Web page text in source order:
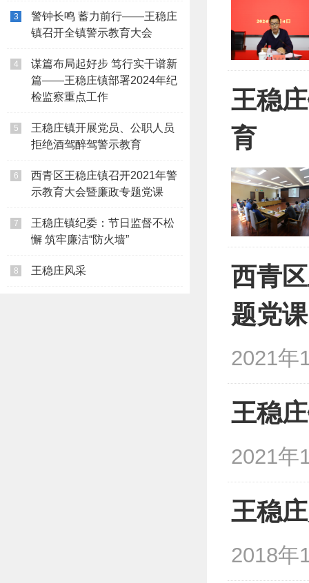
3
警钟长鸣 蓄力前行——王稳庄
镇召开全镇警示教育大会
4
谋篇布局起好步 笃行实干谱新
篇——王稳庄镇部署2024年纪
检监察重点工作
5
王稳庄镇开展党员、公职人员
拒绝酒驾醉驾警示教育
6
西青区王稳庄镇召开2021年警
示教育大会暨廉政专题党课
7
王稳庄镇纪委：节日监督不松
懈 筑牢廉洁“防火墙”
8 王稳庄风采
王稳
育
西青
题党课
2021
王稳
2021
王稳
2018